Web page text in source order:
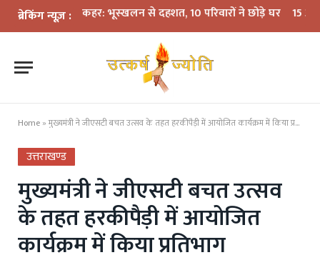
ब्रेकिंग न्यूज़ :
का कहर: भूस्खलन से दहशत, 10 परिवारों ने छोड़े घर 15 अगस्त तक
Home »मुख्यमंत्री ने जीएसटी बचत उत्सव के तहत हरकीपैड़ी में आयोजित कार्यक्रम में किया प्रतिभाग
उत्तराखण्ड
मुख्यमंत्री ने जीएसटी बचत उत्सव
के तहत हरकीपैड़ी में आयोजित
कार्यक्रम में किया प्रतिभाग